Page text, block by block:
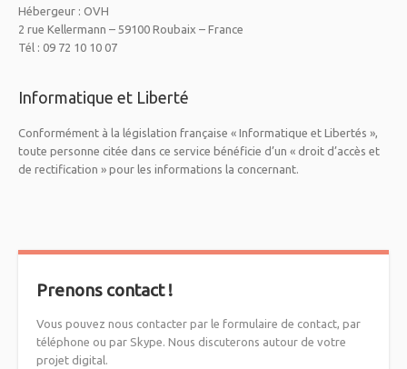
Hébergeur : OVH
2 rue Kellermann – 59100 Roubaix – France
Tél : 09 72 10 10 07
Informatique et Liberté
Conformément à la législation française « Informatique et Libertés »,
toute personne citée dans ce service bénéficie d’un « droit d’accès et
de rectification » pour les informations la concernant.
Prenons contact !
Vous pouvez nous contacter par le formulaire de contact, par
téléphone ou par Skype. Nous discuterons autour de votre
projet digital.